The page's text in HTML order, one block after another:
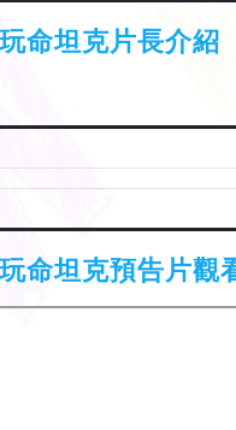
命坦克片長介紹
命坦克預告片觀